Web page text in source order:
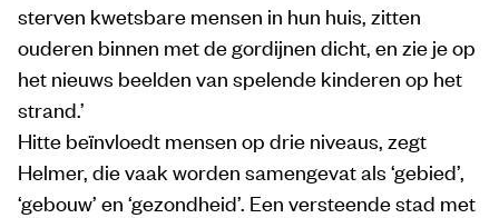
sterven kwetsbare mensen in hun huis, zitten
ouderen binnen met de gordijnen dicht, en zie je op
het nieuws beelden van spelende kinderen op het
strand.’
Hitte beïnvloedt mensen op drie niveaus, zegt
Helmer, die vaak worden samengevat als ‘gebied’,
‘gebouw’ en ‘gezondheid’. Een versteende stad met